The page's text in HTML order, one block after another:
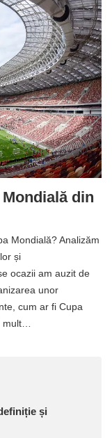
din
Mondială? Analizăm
și
ocazii am auzit de
unor
cum ar fi Cupa
și